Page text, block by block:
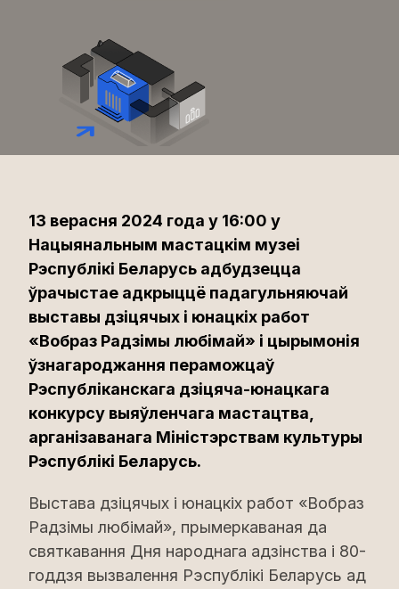
13 верасня 2024 года у 16:00 у
Нацыянальным мастацкім музеі
Рэспублікі Беларусь адбудзецца
ўрачыстае адкрыццё падагульняючай
выставы дзіцячых і юнацкіх работ
«Вобраз Радзімы любімай» і цырымонія
ўзнагароджання пераможцаў
Рэспубліканскага дзіцяча-юнацкага
конкурсу выяўленчага мастацтва,
арганізаванага Міністэрствам культуры
Рэспублікі Беларусь.
Выстава дзіцячых і юнацкіх работ «Вобраз
Радзімы любімай», прымеркаваная да
святкавання Дня народнага адзінства і 80-
годдзя вызвалення Рэспублікі Беларусь ад